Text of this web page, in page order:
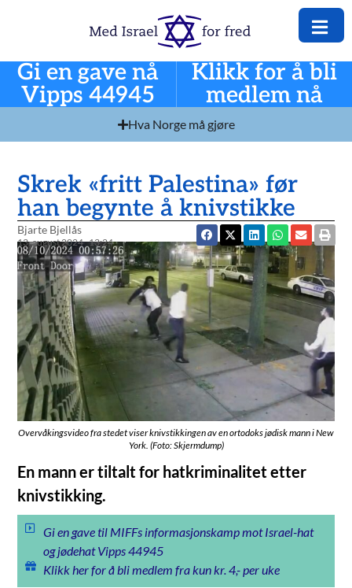
Gi en gave nå
Vipps 44945
Klikk for å bli
medlem nå
Hva Norge må gjøre
Skrek «fritt Palestina» før
han begynte å knivstikke
Bjarte Bjellås
13. august 2024 13:24
Overvåkingsvideo fra stedet viser knivstikkingen av en ortodoks jødisk mann i New
York. (Foto: Skjermdump)
En mann er tiltalt for hatkriminalitet etter
knivstikking.
Gi en gave til MIFFs informasjonskamp mot Israel-hat
og jødehat Vipps 44945
Klikk her for å bli medlem fra kun kr. 4,- per uke